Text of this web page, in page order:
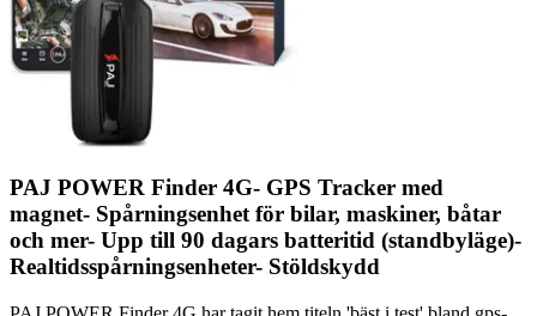
PAJ POWER Finder 4G- GPS Tracker med
magnet- Spårningsenhet för bilar, maskiner, båtar
och mer- Upp till 90 dagars batteritid (standbyläge)-
Realtidsspårningsenheter- Stöldskydd